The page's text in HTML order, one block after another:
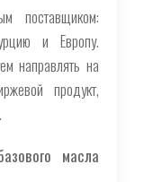
поставщиком:
и Европу.
направлять на
продукт,
масла